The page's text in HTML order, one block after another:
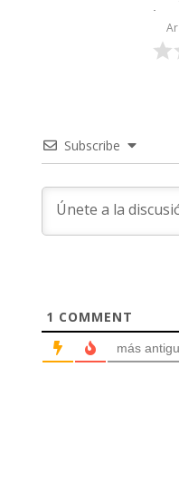
Subscribe
1 COMMENT
más